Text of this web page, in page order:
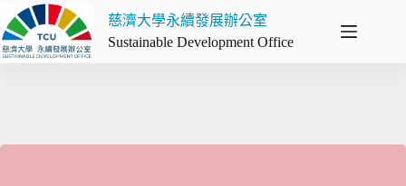
慈濟大學永續發展辦公室
Sustainable Development Office